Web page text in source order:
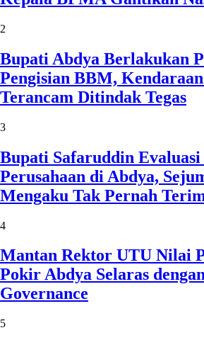
2
Bupati Abdya Berlakukan
Pengisian BBM,
Terancam Ditindak Tegas
3
Bupati Safaruddin Evaluasi
Perusahaan di Abdya,
Mengaku Tak Pernah
4
Mantan Rektor UTU Nilai
Pokir Abdya Selaras
Governance
5